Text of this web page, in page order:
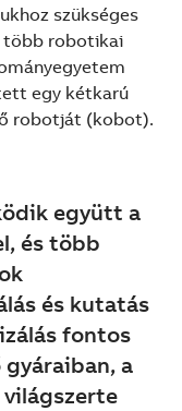
szükséges
több robotikai
egy kétkarú
robotját (kobot).
együtt a
és több
és kutatás
fontos
a